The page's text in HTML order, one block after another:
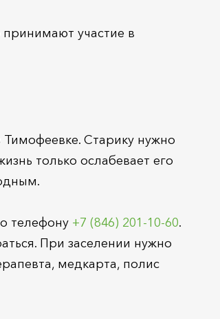
участие в
Старику нужно
только ослабевает его
телефону +7 (846) 201-10-60.
При заселении нужно
медкарта, полис